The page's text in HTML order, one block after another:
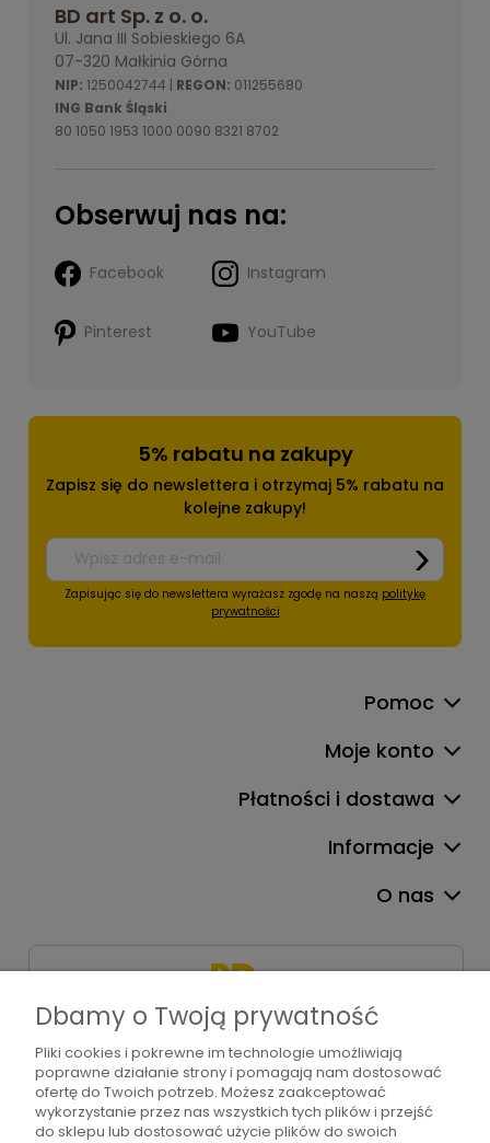
BD art Sp. z o. o.
Ul. Jana III Sobieskiego 6A
07-320 Małkinia Górna
NIP: 1250042744 | REGON: 011255680
ING Bank Śląski
80 1050 1953 1000 0090 8321 8702
Obserwuj nas na:
Facebook Instagram
Pinterest YouTube
5% rabatu na zakupy
Zapisz się do newslettera i otrzymaj 5% rabatu na
kolejne zakupy!
Zapisując się do newslettera wyrażasz zgodę na naszą politykę
prywatności
Pomoc
Moje konto
Płatności i dostawa
Informacje
O nas
+48 571 310 234
sklep@bdart.pl
Dbamy o Twoją prywatność
Pliki cookies i pokrewne im technologie umożliwiają
poprawne działanie strony i pomagają nam dostosować
ofertę do Twoich potrzeb. Możesz zaakceptować
wykorzystanie przez nas wszystkich tych plików i przejść
do sklepu lub dostosować użycie plików do swoich